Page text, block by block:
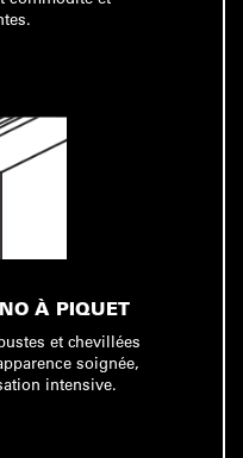
À PIQUET
et chevillées
soignée,
intensive.